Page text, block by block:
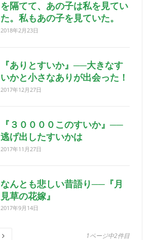
を隔てて、あの子は私を見てい
た。私もあの子を見ていた。
2018年2月23日
『ありとすいか』──大きなす
いかと小さなありが出会った！
2017年12月27日
『３００００このすいか』──
逃げ出したすいかは
2017年11月27日
なんとも悲しい昔語り──『月
見草の花嫁』
2017年9月14日
1ページ中2件目